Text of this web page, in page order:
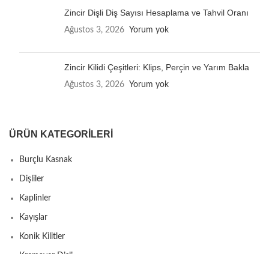
Zincir Dişli Diş Sayısı Hesaplama ve Tahvil Oranı
Ağustos 3, 2026 Yorum yok
Zincir Kilidi Çeşitleri: Klips, Perçin ve Yarım Bakla
Ağustos 3, 2026 Yorum yok
ÜRÜN KATEGORILERI
Burçlu Kasnak
Dişliler
Kaplinler
Kayışlar
Konik Kilitler